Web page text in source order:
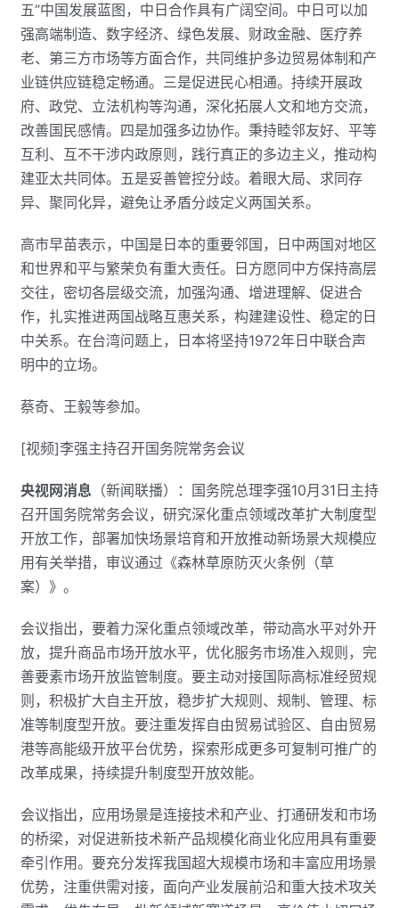
五”中国发展蓝图，中日合作具有广阔空间。中日可以加
强高端制造、数字经济、绿色发展、财政金融、医疗养
老、第三方市场等方面合作，共同维护多边贸易体制和产
业链供应链稳定畅通。三是促进民心相通。持续开展政
府、政党、立法机构等沟通，深化拓展人文和地方交流，
改善国民感情。四是加强多边协作。秉持睦邻友好、平等
互利、互不干涉内政原则，践行真正的多边主义，推动构
建亚太共同体。五是妥善管控分歧。着眼大局、求同存
异、聚同化异，避免让矛盾分歧定义两国关系。
高市早苗表示，中国是日本的重要邻国，日中两国对地区
和世界和平与繁荣负有重大责任。日方愿同中方保持高层
交往，密切各层级交流，加强沟通、增进理解、促进合
作，扎实推进两国战略互惠关系，构建建设性、稳定的日
中关系。在台湾问题上，日本将坚持1972年日中联合声
明中的立场。
蔡奇、王毅等参加。
[视频]李强主持召开国务院常务会议
央视网消息 （新闻联播）：国务院总理李强10月31日主持
召开国务院常务会议，研究深化重点领域改革扩大制度型
开放工作，部署加快场景培育和开放推动新场景大规模应
用有关举措，审议通过《森林草原防灭火条例（草
案）》。
会议指出，要着力深化重点领域改革，带动高水平对外开
放，提升商品市场开放水平，优化服务市场准入规则，完
善要素市场开放监管制度。要主动对接国际高标准经贸规
则，积极扩大自主开放，稳步扩大规则、规制、管理、标
准等制度型开放。要注重发挥自由贸易试验区、自由贸易
港等高能级开放平台优势，探索形成更多可复制可推广的
改革成果，持续提升制度型开放效能。
会议指出，应用场景是连接技术和产业、打通研发和市场
的桥梁，对促进新技术新产品规模化商业化应用具有重要
牵引作用。要充分发挥我国超大规模市场和丰富应用场景
优势，注重供需对接，面向产业发展前沿和重大技术攻关